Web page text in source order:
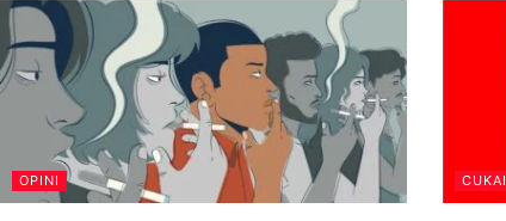
OPINI CUKAI